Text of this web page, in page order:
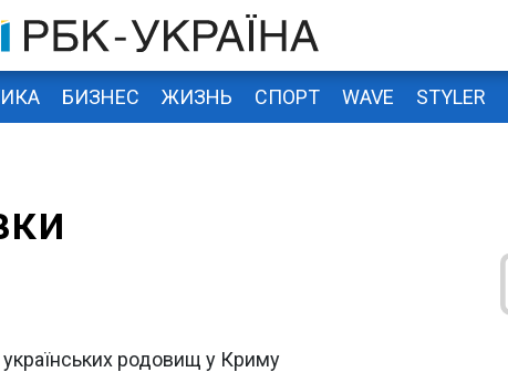
БИЗНЕС ЖИЗНЬ СПОРТ WAVE STYLER
родовищ у Криму